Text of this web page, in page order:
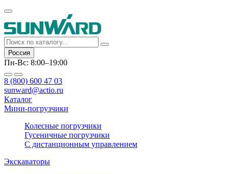
Россия
Пн-Вс: 8:00–19:00
8 (800) 600 47 03
sunward@actio.ru
Каталог
Мини-погрузчики
Колесные погрузчики
Гусеничные погрузчики
С дистанционным управлением
Экскаваторы